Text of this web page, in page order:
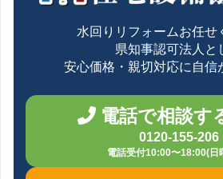
水回りリフォームお任せ
県知事認可法人と
安心価格・親切対応に自信
電話で相談す
0120-155-206
電話受付10:00〜18:00(日